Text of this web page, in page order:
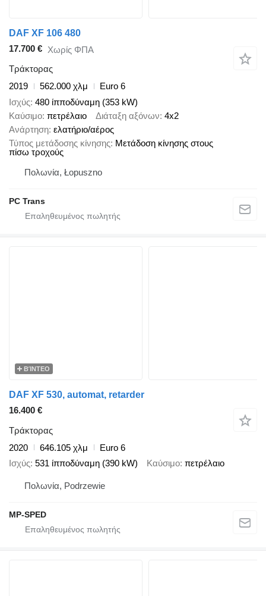
DAF XF 106 480
17.700 € Χωρίς ΦΠΑ
Τράκτορας
2019
562.000 χλμ
Euro 6
Ισχύς 480 ίπποδύναμη (353 kW)
Καύσιμο πετρέλαιο Διάταξη αξόνων 4x2
Ανάρτηση ελατήριο/αέρος
Τύπος μετάδοσης κίνησης Μετάδοση κίνησης στους
πίσω τροχούς
Πολωνία, Łopuszno
PC Trans
ΒΊΝΤΕΟ
DAF XF 530, automat, retarder
16.400 €
Τράκτορας
2020
646.105 χλμ
Euro 6
Ισχύς 531 ίπποδύναμη (390 kW) Καύσιμο πετρέλαιο
Πολωνία, Podrzewie
MP-SPED